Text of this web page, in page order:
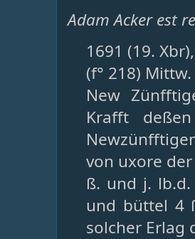
Adam Acker est
1691 (19.
(f° 218)
New
Krafft
von uxore
ß. und j.
und büttel 4
solcher Erlag